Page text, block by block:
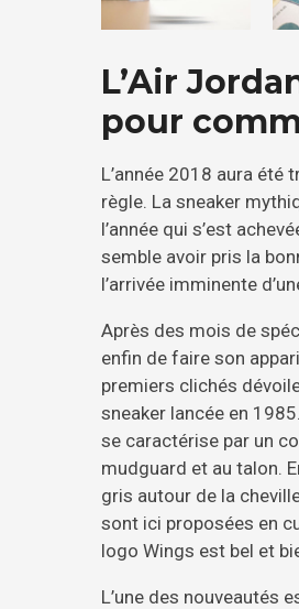
L’Air
pour
L’année 2018 aura été
règle. La sneaker
l’année qui s’est
semble avoir pris la
l’arrivée imminente
Après des mois de
enfin de faire son
premiers clichés
sneaker lancée en
se caractérise par un
mudguard et au talon.
gris autour de la
sont ici proposées en
logo Wings est bel et
L’une des nouveautés